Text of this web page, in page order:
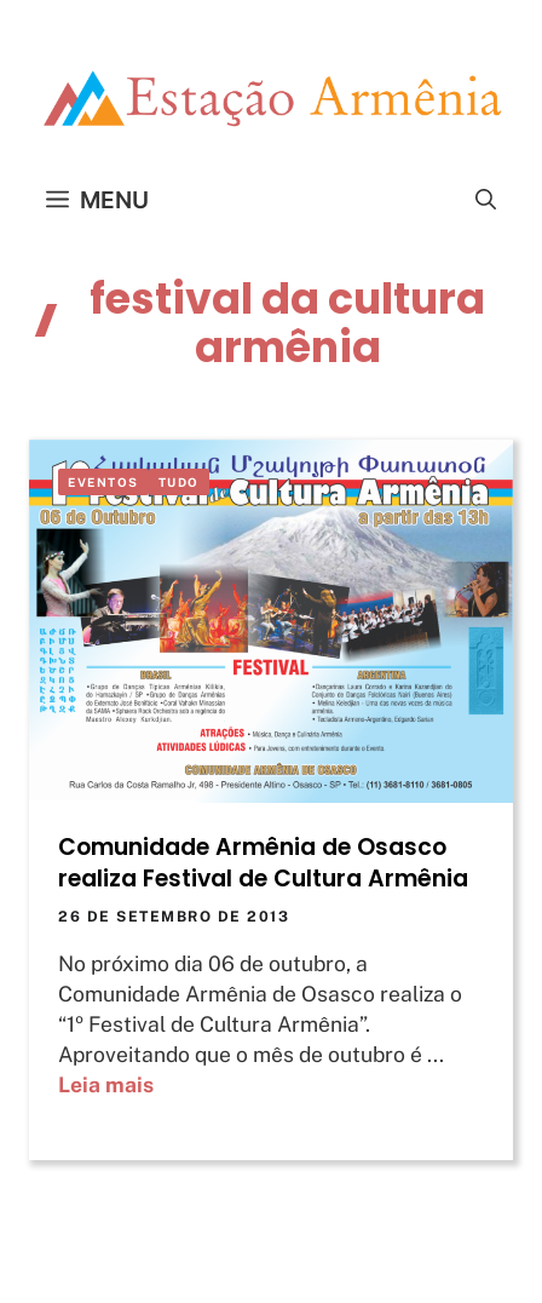
MENU
festival da cultura
armênia
EVENTOS TUDO
Comunidade Armênia de Osasco
realiza Festival de Cultura Armênia
26 DE SETEMBRO DE 2013
No próximo dia 06 de outubro, a
Comunidade Armênia de Osasco realiza o
“1º Festival de Cultura Armênia”.
Aproveitando que o mês de outubro é ...
Leia mais